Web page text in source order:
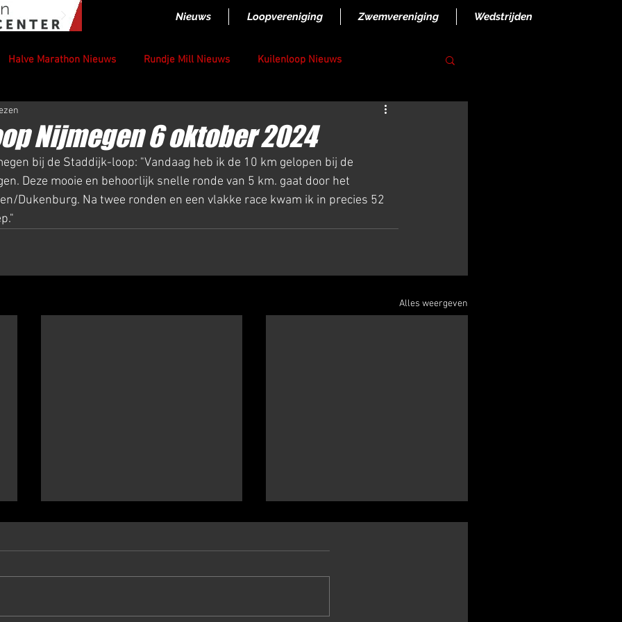
Nieuws Loopvereniging Zwemvereniging Wedstrijden
Halve Marathon Nieuws Rundje Mill Nieuws Kuilenloop Nieuws
Nijmegen 6 oktober 2024
bij de Staddijk-loop: "Vandaag heb ik de 10 km gelopen bij de
Deze mooie en behoorlijk snelle ronde van 5 km. gaat door het
Dukenburg. Na twee ronden en een vlakke race kwam ik in precies 52
Alles weergeven